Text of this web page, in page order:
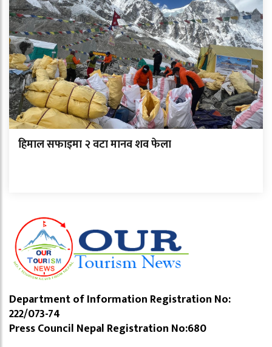
हिमाल सफाइमा २ वटा मानव शव फेला
Department of Information Registration No:
222/073-74
Press Council Nepal Registration No:680